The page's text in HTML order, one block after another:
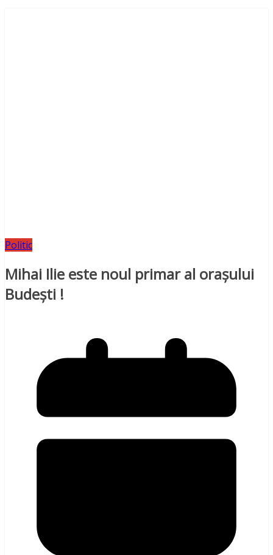
Politic
Mihai Ilie este noul primar al orașului
Budești !